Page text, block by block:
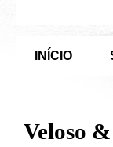
INÍCIO
Veloso